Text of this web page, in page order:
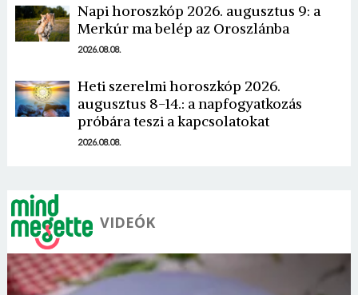
Napi horoszkóp 2026. augusztus 9: a
Merkúr ma belép az Oroszlánba
2026.08.08.
Heti szerelmi horoszkóp 2026.
augusztus 8-14.: a napfogyatkozás
próbára teszi a kapcsolatokat
2026.08.08.
VIDEÓK
Mégse